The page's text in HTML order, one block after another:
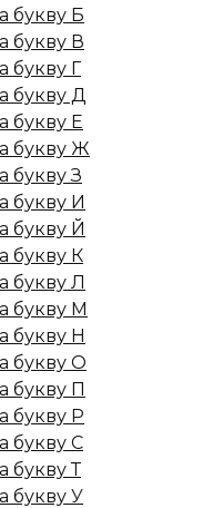
букву Б
букву В
букву Г
букву Д
букву Е
букву Ж
букву З
букву И
букву Й
букву К
букву Л
букву М
букву Н
букву О
букву П
букву Р
букву С
букву Т
букву У